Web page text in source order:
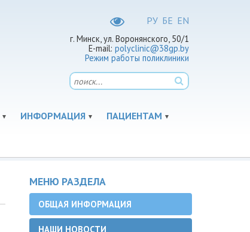
РУ БЕ EN
г. Минск, ул. Воронянского, 50/1
E-mail: polyclinic@38gp.by
Режим работы поликлиники
ИНФОРМАЦИЯ ПАЦИЕНТАМ
МЕНЮ РАЗДЕЛА
ОБЩАЯ ИНФОРМАЦИЯ
НАШИ НОВОСТИ